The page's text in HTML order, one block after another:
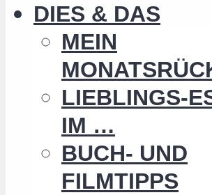
DIES & DAS
MEIN
LIEBLINGS-
IM …
BUCH- UND
FILMTIPPS